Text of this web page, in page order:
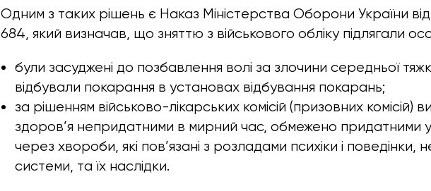
Одним з таких рішень є Наказ Міністерства Оборони України
684, який визначав, що зняттю з військового обліку підлягали
були засуджені до позбавлення волі за злочини середньої
відбували покарання в установах відбування покарань;
за рішенням військово-лікарських комісій (призовних комісій)
здоров’я непридатними в мирний час, обмежено придатними
через хвороби, які пов’язані з розладами психіки і поведінки,
системи, та їх наслідки.